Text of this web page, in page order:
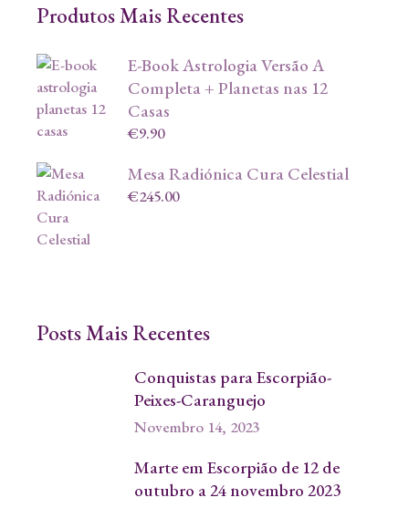
Produtos Mais Recentes
E-Book Astrologia Versão A
Completa + Planetas nas 12
Casas
€9.90
Mesa Radiónica Cura Celestial
€245.00
Posts Mais Recentes
Conquistas para Escorpião-
Peixes-Caranguejo
Novembro 14, 2023
Marte em Escorpião de 12 de
outubro a 24 novembro 2023